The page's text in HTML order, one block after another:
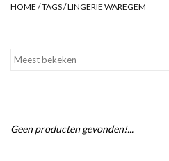
Nachtmode
HOME /TAGS/LINGERIE WAREGEM
Geen producten gevonden!...